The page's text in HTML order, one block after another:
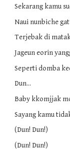
Sekarang kamu
Naui nunbiche
Terjebak di
Jageun eorin
Seperti domba
Dun...
Baby kkomjjak
Sayang kamu
(Dun! Dun!)
(Dun! Dun!)